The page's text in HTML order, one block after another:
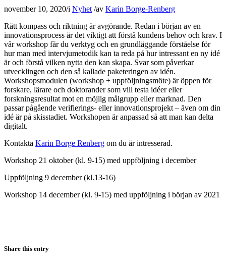
november 10, 2020/i Nyhet /av Karin Borge-Renberg
Rätt kompass och riktning är avgörande. Redan i början av en
innovationsprocess är det viktigt att förstå kundens behov och krav. I
vår workshop får du verktyg och en grundläggande förståelse för
hur man med intervjumetodik kan ta reda på hur intressant en ny idé
är och förstå vilken nytta den kan skapa. Svar som påverkar
utvecklingen och den så kallade paketeringen av idén.
Workshopsmodulen (workshop + uppföljningsmöte) är öppen för
forskare, lärare och doktorander som vill testa idéer eller
forskningsresultat mot en möjlig målgrupp eller marknad. Den
passar pågående verifierings- eller innovationsprojekt – även om din
idé är på skisstadiet. Workshopen är anpassad så att man kan delta
digitalt.
Kontakta Karin Borge Renberg om du är intresserad.
Workshop 21 oktober (kl. 9-15) med uppföljning i december
Uppföljning 9 december (kl.13-16)
Workshop 14 december (kl. 9-15) med uppföljning i början av 2021
Share this entry